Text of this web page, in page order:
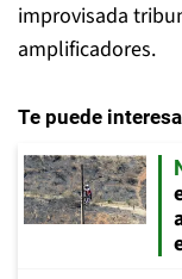
improvisada
amplificadores.
Te puede